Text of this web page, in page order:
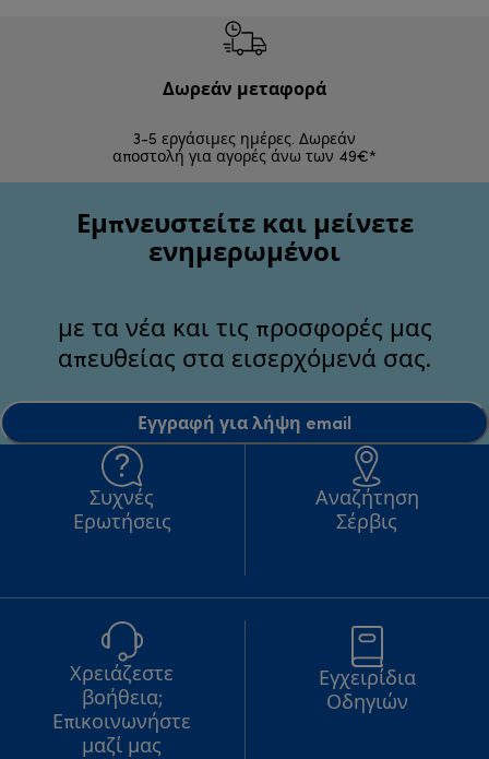
Δωρεάν μεταφορά
3-5 εργάσιμες ημέρες. Δωρεάν
αποστολή για αγορές άνω των 49€*
Εμπνευστείτε και μείνετε
ενημερωμένοι
με τα νέα και τις προσφορές μας
απευθείας στα εισερχόμενά σας.
Εγγραφή για λήψη email
Συχνές
Ερωτήσεις
Αναζήτηση
Σέρβις
Χρειάζεστε
βοήθεια;
Επικοινωνήστε
μαζί μας
Εγχειρίδια
Οδηγιών